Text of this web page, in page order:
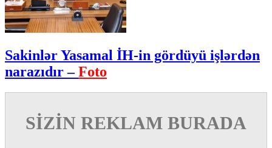
Sakinlər Yasamal İH-in gördüyü işlərdən
narazıdır –Foto
SİZİN REKLAM BURADA